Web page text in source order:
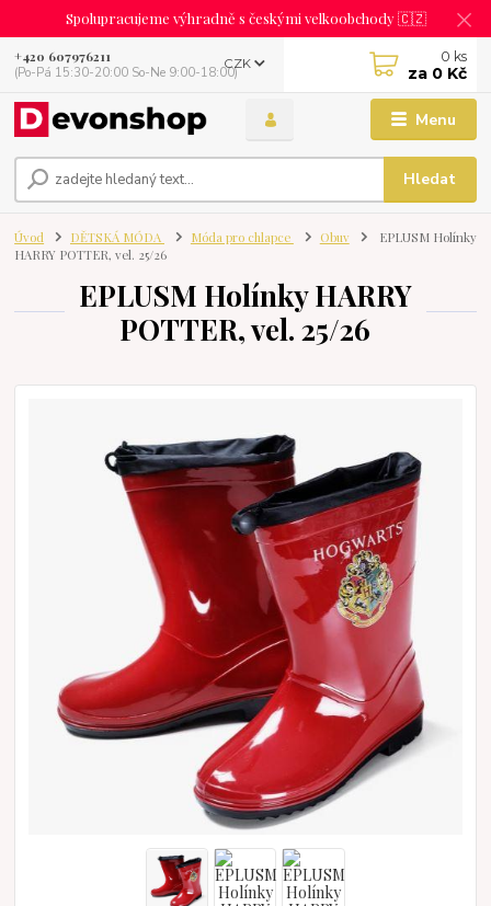
Spolupracujeme výhradně s českými velkoobchody 🇨🇿
Menu
CZK
Hledat
+420 607976211
(Po-Pá 15:30-20:00 So-Ne 9:00-18:00)
0 ks
za 0 Kč
Úvod DĚTSKÁ MÓDA Móda pro chlapce Obuv
EPLUSM Holínky
HARRY POTTER, vel. 25/26
EPLUSM Holínky HARRY
POTTER, vel. 25/26